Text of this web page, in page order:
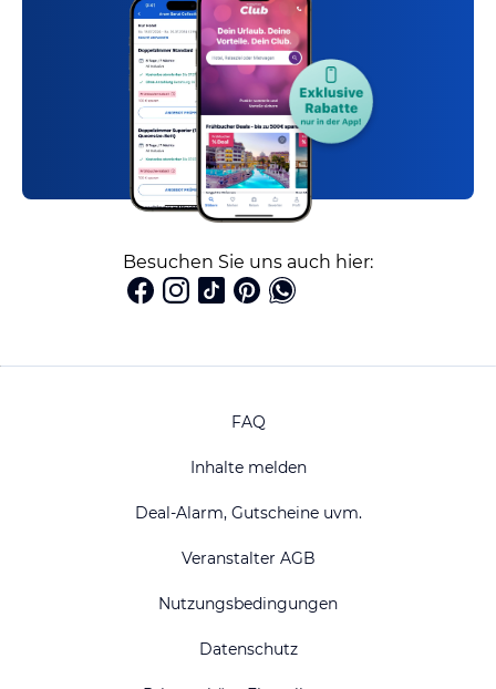
Besuchen Sie uns auch hier:
FAQ
Inhalte melden
Deal-Alarm, Gutscheine uvm.
Veranstalter AGB
Nutzungsbedingungen
Datenschutz